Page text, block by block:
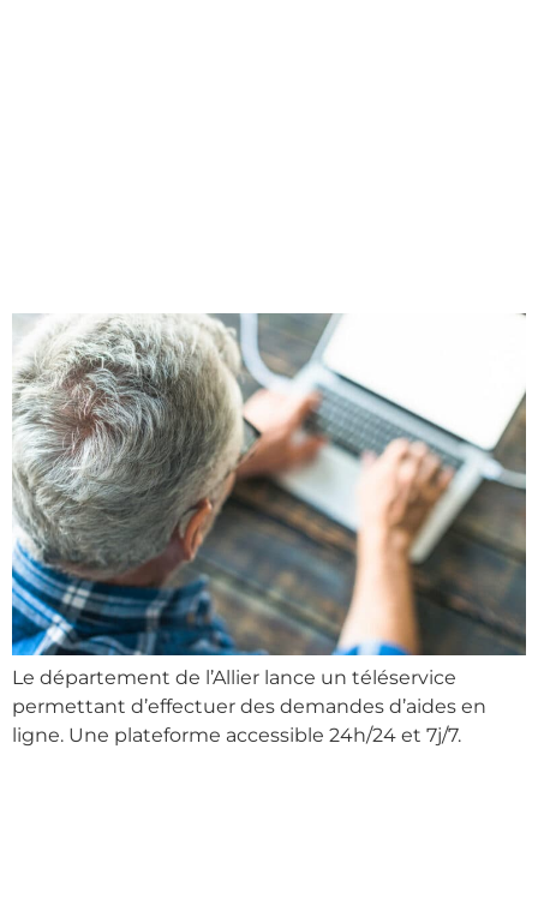
Le département de l’Allier lance un téléservice
permettant d’effectuer des demandes d’aides en
ligne. Une plateforme accessible 24h/24 et 7j/7.